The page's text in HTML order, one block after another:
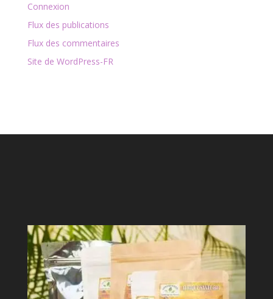
Connexion
Flux des publications
Flux des commentaires
Site de WordPress-FR